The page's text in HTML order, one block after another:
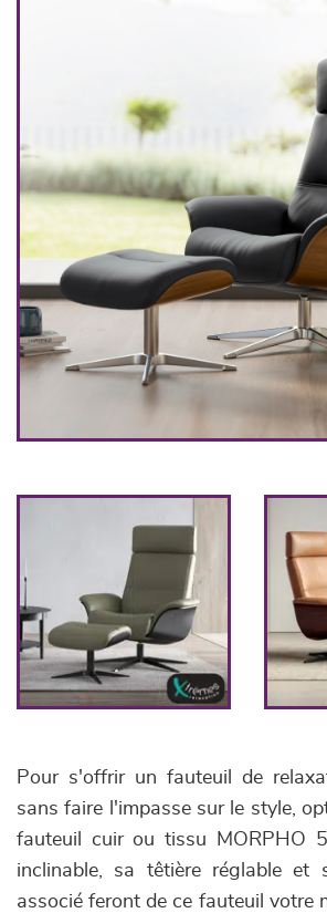
Pour s'offrir un fauteuil de
sans faire l'impasse sur le style,
fauteuil cuir ou tissu MORPHO
inclinable, sa têtière réglable et
associé feront de ce fauteuil votre